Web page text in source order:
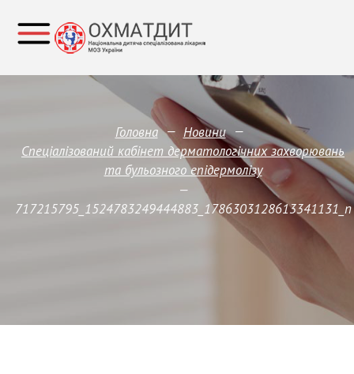
Головна — Новини —
Спеціалізований кабінет дерматологічних захворювань
та бульозного епідермолізу
—
717215795_1524783249444883_1786303128613341131_n